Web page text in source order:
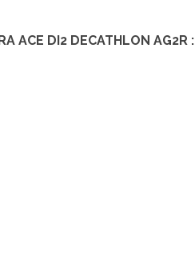
ACE DI2 DECATHLON AG2R :